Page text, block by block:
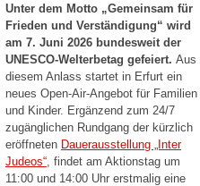
Unter dem Motto „Gemeinsam für
Frieden und Verständigung“ wird
am 7. Juni 2026 bundesweit der
UNESCO-Welterbetag gefeiert. Aus
diesem Anlass startet in Erfurt ein
neues Open-Air-Angebot für Familien
und Kinder. Ergänzend zum 24/7
zugänglichen Rundgang der kürzlich
eröffneten Dauerausstellung „Inter
Judeos“ , findet am Aktionstag um
11:00 und 14:00 Uhr erstmalig eine